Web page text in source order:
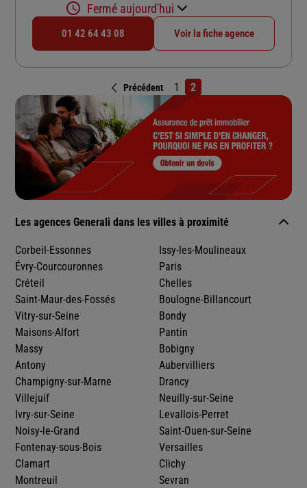
Fermé aujourd'hui
01 42 64 43 08 Voir la fiche agence
Précédent 1 2
Les agences Generali dans les villes à proximité
Corbeil-Essonnes
Évry-Courcouronnes
Créteil
Saint-Maur-des-Fossés
Vitry-sur-Seine
Maisons-Alfort
Massy
Antony
Champigny-sur-Marne
Villejuif
Ivry-sur-Seine
Noisy-le-Grand
Fontenay-sous-Bois
Clamart
Montreuil
Issy-les-Moulineaux
Paris
Chelles
Boulogne-Billancourt
Bondy
Pantin
Bobigny
Aubervilliers
Drancy
Neuilly-sur-Seine
Levallois-Perret
Saint-Ouen-sur-Seine
Versailles
Clichy
Sevran